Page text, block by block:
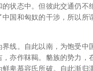
状态中。但彼此交通仍不
国和匈奴的干涉，所以所
线。自此以南，为饱受中
亦作靺鞨。貉族的势力，
卑慕容氏所破。自此渐归